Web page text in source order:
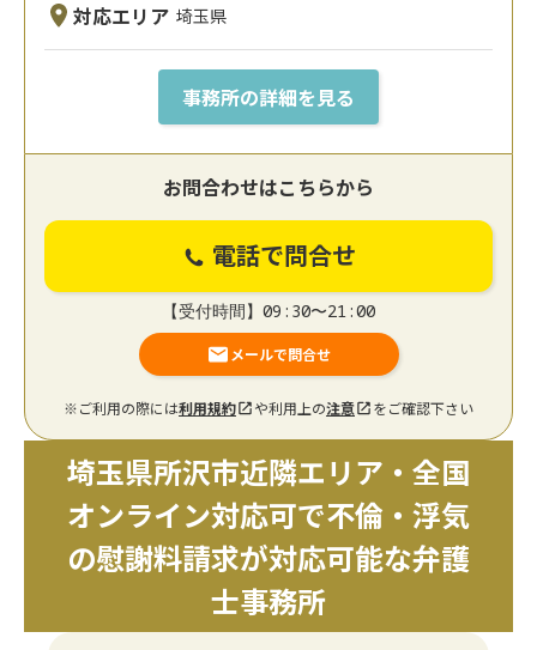
対応エリア 埼玉県
事務所の詳細を見る
お問合わせはこちらから
電話で問合せ
【受付時間】09:30〜21:00
メールで問合せ
※ご利用の際には利用規約 や利用上の注意 をご確認下さい
埼玉県所沢市近隣エリア・全国
オンライン対応可で不倫・浮気
の慰謝料請求が対応可能な弁護
士事務所